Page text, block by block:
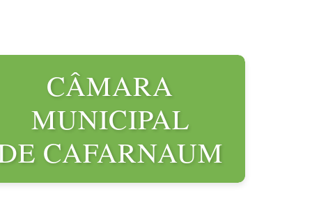
CÂMARA
MUNICIPAL
CAFARNAUM